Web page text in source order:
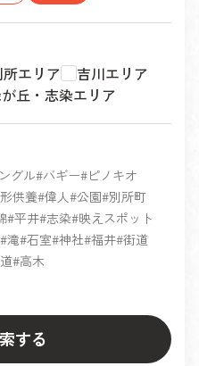
所エリア
吉川エリア
丘・志染エリア
グル バギー ピノキオ
供養 偉人 公園 別所町
平井 志染 映えスポット
滝 石室 神社 福井 街道
高木
する